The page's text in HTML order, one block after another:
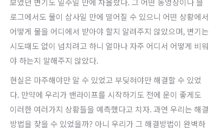
로그에서도 물이 삼사일 만에 떨어질 수 있으니 어떤 상황에서
어떻게 물을 어디에서 받아야 할지 알려주지 않았으며, 변기는
시도때도 없이 넘치려고 하니 얼마나 자주 어디서 어떻게 비워
야 하는지 말해주지 않았다.
현실은 마주해야만 알 수 있었고 부딪혀야만 해결할 수 있었
다. 만약에 우리가 밴라이프를 시작하기도 전에 운이 좋게도
이러한 여러가지 상황들을 예측했다고 치자. 과연 우리는 해결
방법을 찾을 수 있었을까? 아니 우리가 그 해결방법이 완벽하